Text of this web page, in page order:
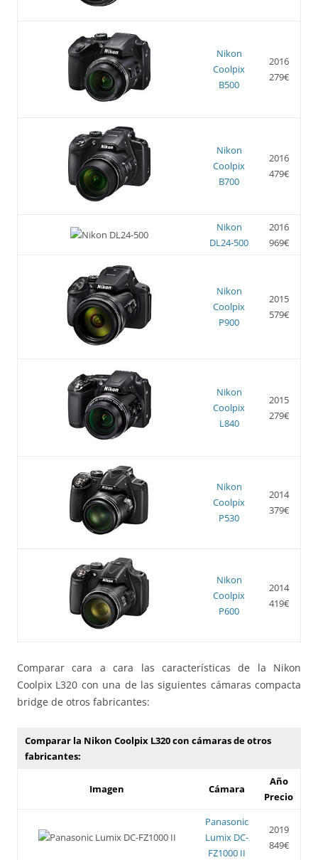
Nikon
Coolpix
B500
2016
279€
Nikon
Coolpix
B700
2016
479€
Nikon
DL24-500
2016
969€
Nikon
Coolpix
P900
2015
579€
Nikon
Coolpix
L840
2015
279€
Nikon
Coolpix
P530
2014
379€
Nikon
Coolpix
P600
2014
419€
Comparar cara a cara las características de la Nikon
Coolpix L320 con una de las siguientes cámaras compacta
bridge de otros fabricantes:
Comparar la Nikon Coolpix L320 con cámaras de otros
fabricantes:
Imagen Cámara
Año
Precio
Panasonic
Lumix DC-
FZ1000 II
2019
849€